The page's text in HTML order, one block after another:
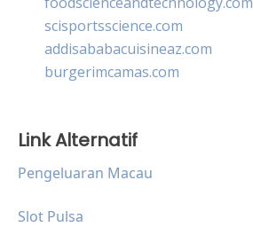
scisportsscience.com
addisababacuisineaz.com
burgerimcamas.com
Link Alternatif
Pengeluaran Macau
Slot Pulsa